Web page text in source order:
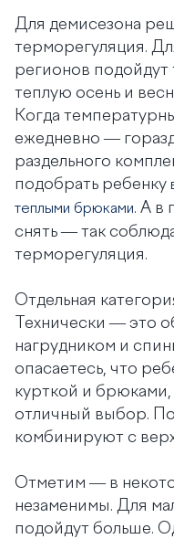
Для демисезона
терморегуляция.
регионов
теплую осень и
Когда
ежедневно —
раздельного
подобрать ребенку
теплыми брюками. А в
снять — так
терморегуляция.
Отдельная
Технически — это
нагрудником и
опасаетесь, что
курткой и
отличный выбор.
комбинируют с
Отметим — в
незаменимы. Для
подойдут больше.